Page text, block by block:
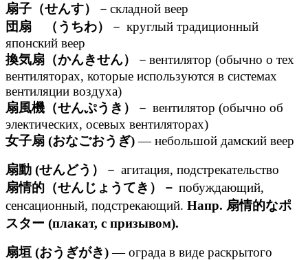
扇子（せんす）
－складной веер
団扇 （うちわ）
－ круглый традиционный
японский веер
換気扇（かんきせん）
－вентилятор (обычно о тех
вентиляторах, которые используются в системах
вентиляции воздуха)
扇風機（せんぷうき）
－ вентилятор (обычно об
электических, осевых вентиляторах)
女子扇 (おなごおうぎ)— небольшой дамский веер
扇動 (せんどう）
－ агитация, подстрекательство
扇情的（せんじょうてき）－ побуждающий,
сенсационный, подстрекающий. Напр. 扇情的なポ
スター (плакат, с призывом).
扇垣 (おうぎがき)— ограда в виде раскрытого